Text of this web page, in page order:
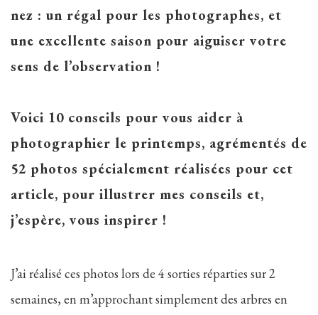
nez : un régal pour les photographes, et
une excellente saison pour aiguiser votre
sens de l’observation !
Voici 10 conseils pour vous aider à
photographier le printemps, agrémentés de
52 photos spécialement réalisées pour cet
article, pour illustrer mes conseils et,
j’espère, vous inspirer !
J’ai réalisé ces photos lors de 4 sorties réparties sur 2
semaines, en m’approchant simplement des arbres en